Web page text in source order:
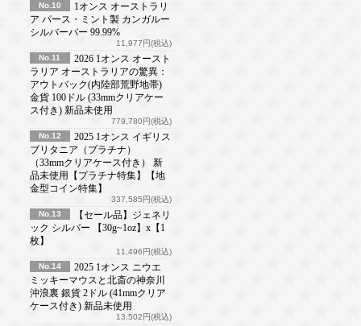
No.10
1オンス オーストラリ
ア パース・ミント製 カンガルー
シルバーバー 99.99%
11,977円(税込)
No.11
2026 1オンス オースト
ラリア オーストラリアの驚異：
アウトバック(内陸部荒野地帯)
金貨 100ドル (33mmクリアケー
ス付き) 新品未使用
779,780円(税込)
No.12
2025 1オンス イギリス
ブリタニア（プラチナ）
（33mmクリアケース付き） 新
品未使用【プラチナ特集】【地
金型コイン特集】
337,585円(税込)
No.13
【セール品】ジェネリ
ック シルバー 【30g~1oz】x【1
枚】
11,496円(税込)
No.14
2025 1オンス ニウエ
ミッキーマウスと北斎の神奈川
沖浪裏 銀貨 2ドル (41mmクリア
ケース付き) 新品未使用
13,502円(税込)